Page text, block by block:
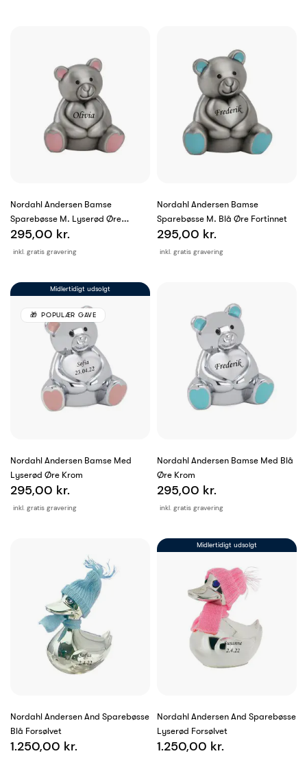
Nordahl Andersen Bamse
Sparebøsse M. Lyserød Øre
Fortinnet
inkl. gratis gravering
295,00 kr.
Nordahl Andersen Bamse
Sparebøsse M. Blå Øre Fortinnet
inkl. gratis gravering
295,00 kr.
Nordahl Andersen Bamse Med
Lyserød Øre Krom
inkl. gratis gravering
295,00 kr.
Midlertidigt udsolgt
POPULÆR GAVE
Nordahl Andersen Bamse Med Blå
Øre Krom
inkl. gratis gravering
295,00 kr.
Nordahl Andersen And Sparebøsse
Blå Forsølvet
1.250,00 kr.
Nordahl Andersen And Sparebøsse
Lyserød Forsølvet
1.250,00 kr.
Midlertidigt udsolgt